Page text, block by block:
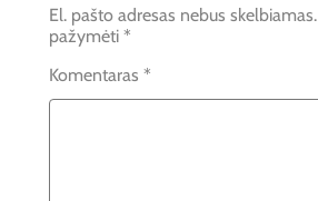
El. pašto adresas nebus skelbiamas.
pažymėti *
Komentaras *